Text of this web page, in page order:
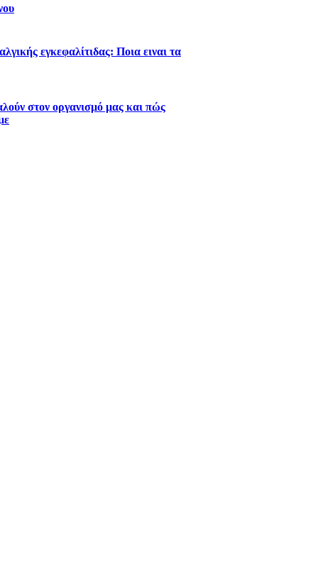
εγκεφαλίτιδας: Ποια ειναι τα
στον οργανισμό μας και πώς